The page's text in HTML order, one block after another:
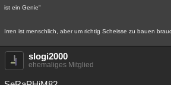
ist ein Genie"
Irren ist menschlich, aber um richtig Scheisse zu bauen
slogi2000
ehemaliges Mitglied